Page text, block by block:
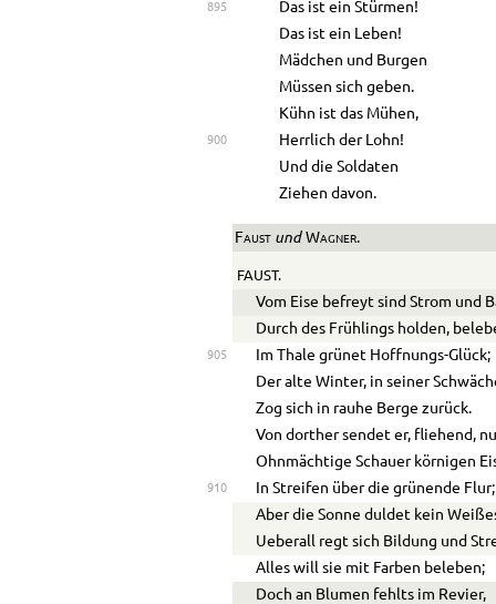
895
Das ist ein Stürmen!
Das ist ein Leben!
Mädchen und Burgen
Müssen sich geben.
Kühn ist das Mühen,
900
Herrlich der Lohn!
Und die Soldaten
Ziehen davon.
Faustund Wagner.
FAUST.
Vom Eise befreyt sind Strom und
Durch des Frühlings holden,
905
Im Thale grünet Hoffnungs-Glück;
Der alte Winter, in seiner
Zog sich in rauhe Berge zurück.
Von dorther sendet er, fliehend,
Ohnmächtige Schauer körnigen
910
In Streifen über die grünende Flur;
Aber die Sonne duldet kein
Ueberall regt sich Bildung und
Alles will sie mit Farben beleben;
Doch an Blumen fehlts im Revier,